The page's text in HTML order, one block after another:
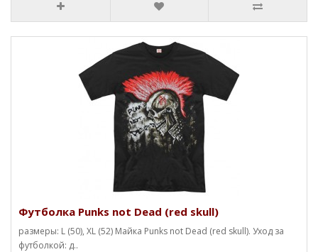
Футболка Punks not Dead (red skull)
размеры: L (50), XL (52) Майка Punks not Dead (red skull). Уход за
футболкой: д..